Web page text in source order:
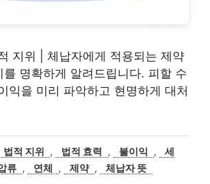
지위 | 체납자에게 적용되는 제약
를 명확하게 알려드립니다. 피할 수
익을 미리 파악하고 현명하게 대처
법적 지위 , 법적 효력 , 불이익 ,
세
류 , 연체 , 제약 , 체납자 뜻